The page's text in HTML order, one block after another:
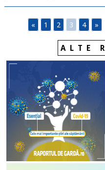
« 1 2 3 4 »
ALTE